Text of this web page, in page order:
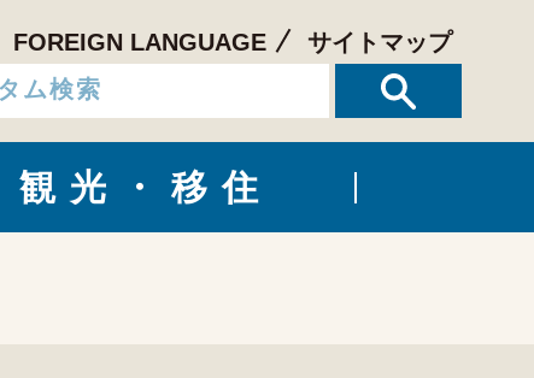
FOREIGN LANGUAGE サイトマップ
観光・移住